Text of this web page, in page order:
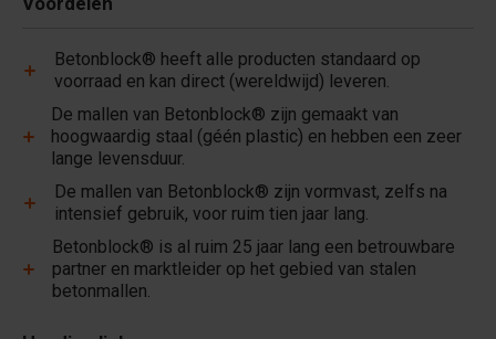
Betonblock® heeft alle producten standaard op
voorraad en kan direct (wereldwijd) leveren.
De mallen van Betonblock® zijn gemaakt van
hoogwaardig staal (géén plastic) en hebben een zeer
lange levensduur.
De mallen van Betonblock® zijn vormvast, zelfs na
intensief gebruik, voor ruim tien jaar lang.
Betonblock® is al ruim 25 jaar lang een betrouwbare
partner en marktleider op het gebied van stalen
betonmallen.